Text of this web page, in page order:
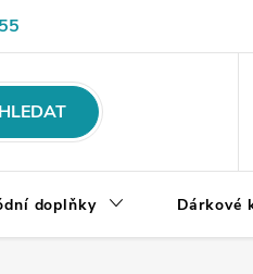
HLEDAT
doplňky Dárkové